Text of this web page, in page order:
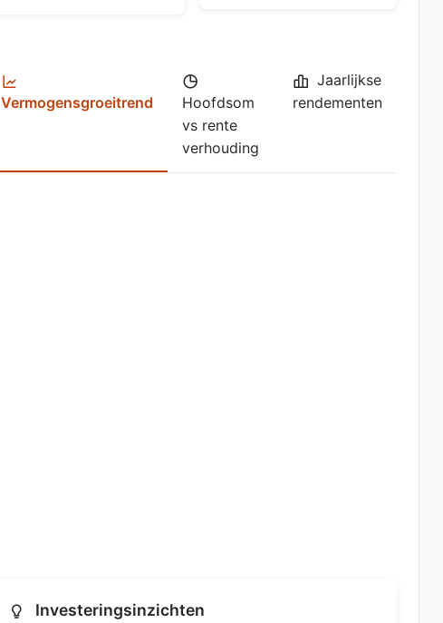
Vermogensgroeitrend
Hoofdsom
vs rente
verhouding
Jaarlijkse
rendementen
Investeringsinzichten